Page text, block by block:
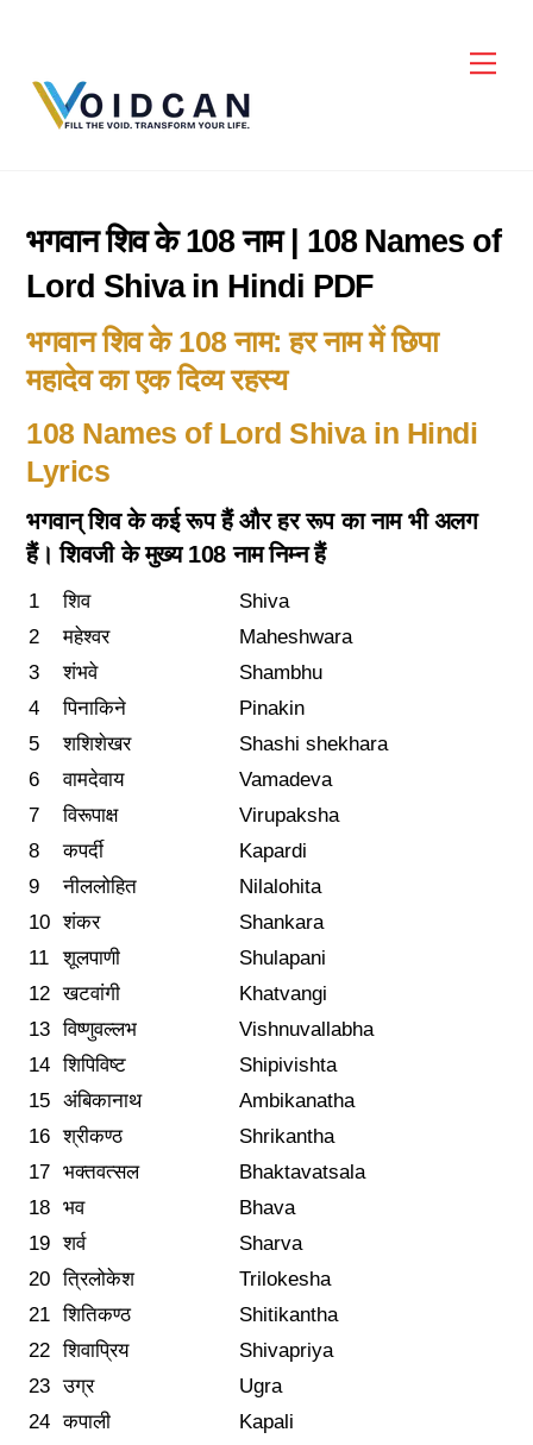
content
भगवान शिव के 108 नाम | 108 Names of
Lord Shiva in Hindi PDF
भगवान शिव के 108 नाम: हर नाम में छिपा
महादेव का एक दिव्य रहस्य
108 Names of Lord Shiva in Hindi
Lyrics
भगवान् शिव के कई रूप हैं और हर रूप का नाम भी अलग
हैं। शिवजी के मुख्य 108 नाम निम्न हैं
1 शिव
Shiva
2
महेश्वर
Maheshwara
3
शंभवे
Shambhu
4
पिनाकिने
Pinakin
5
शशिशेखर
Shashi shekhara
6
वामदेवाय
Vamadeva
7
विरूपाक्ष
Virupaksha
8
कपर्दी
Kapardi
9
नीललोहित
Nilalohita
10
शंकर
Shankara
11
शूलपाणी
Shulapani
12
खटवांगी
Khatvangi
13
विष्णुवल्लभ
Vishnuvallabha
14
शिपिविष्ट
Shipivishta
15
अंबिकानाथ
Ambikanatha
16
श्रीकण्ठ
Shrikantha
17
भक्तवत्सल
Bhaktavatsala
18
भव
Bhava
19
शर्व
Sharva
20
त्रिलोकेश
Trilokesha
21
शितिकण्ठ
Shitikantha
22
शिवाप्रिय
Shivapriya
23
उग्र
Ugra
24
कपाली
Kapali